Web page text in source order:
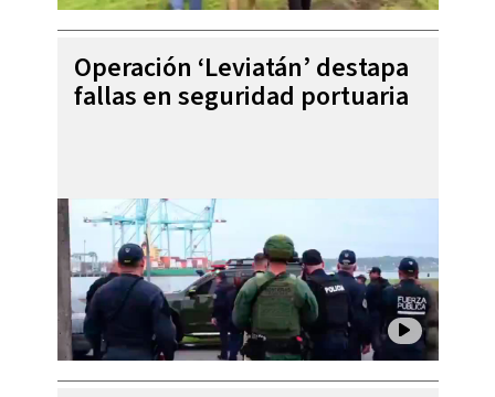
Operación ‘Leviatán’ destapa
fallas en seguridad portuaria